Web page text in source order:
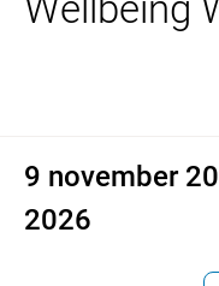
9 november
2026